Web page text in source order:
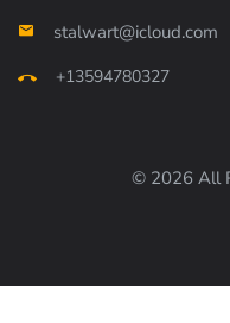
stalwart@icloud.com
+13594780327
© 2026 All